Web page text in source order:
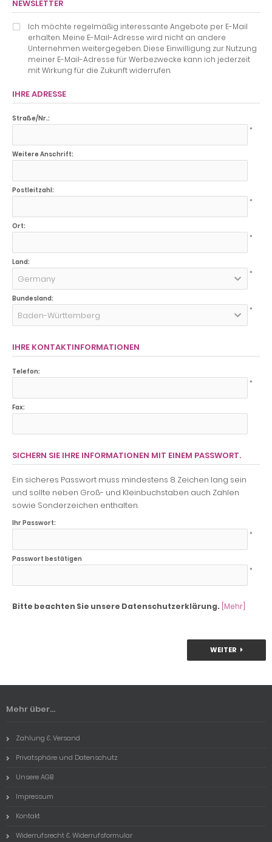
NEWSLETTER
Ich möchte regelmäßig interessante Angebote per E-Mail
erhalten. Meine E-Mail-Adresse wird nicht an andere
Unternehmen weitergegeben. Diese Einwilligung zur Nutzung
meiner E-Mail-Adresse für Werbezwecke kann ich jederzeit
mit Wirkung für die Zukunft widerrufen.
IHRE ADRESSE
Straße/Nr.:
*
Weitere Anschrift:
Postleitzahl:
*
Ort:
*
Land:
Germany *
Bundesland:
Baden-Württemberg *
IHRE KONTAKTINFORMATIONEN
Telefon:
*
Fax:
SICHERN SIE IHRE INFORMATIONEN MIT EINEM PASSWORT.
Ein sicheres Passwort muss mindestens 8 Zeichen lang sein
und sollte neben Groß- und Kleinbuchstaben auch Zahlen
sowie Sonderzeichen enthalten.
Ihr Passwort:
*
Passwort bestätigen
*
Bitte beachten Sie unsere Datenschutzerklärung. [Mehr]
WEITER
Mehr über...
Zahlung & Versand
Privatsphäre und Datenschutz
Unsere AGB
Impressum
Kontakt
Widerrufsrecht & Widerrufsformular